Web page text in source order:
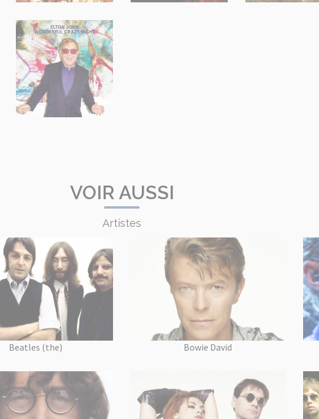
VOIR AUSSI
Artistes
Beatles (the) Bowie David